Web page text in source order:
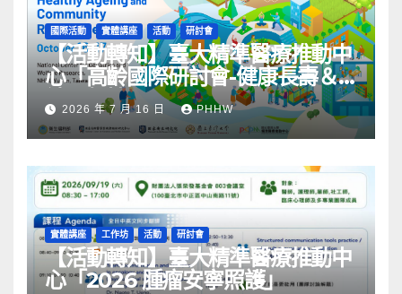
國際活動 實體講座 活動 研討會
【活動轉知】臺大精準醫療推動中
心「高齡國際研討會-健康長壽＆
社區韌性」
2026 年 7 月 16 日 PHHW
實體講座 工作坊 活動 研討會
【活動轉知】臺大精準醫療推動中
心「2026 腫瘤安寧照護」